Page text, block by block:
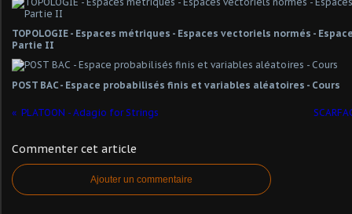
TOPOLOGIE - Espaces métriques - Espaces vectoriels normés -
Partie II
POST BAC - Espace probabilisés finis et variables aléatoires - Cours
PLATOON - Adagio for Strings
Commenter cet article
Ajouter un commentaire